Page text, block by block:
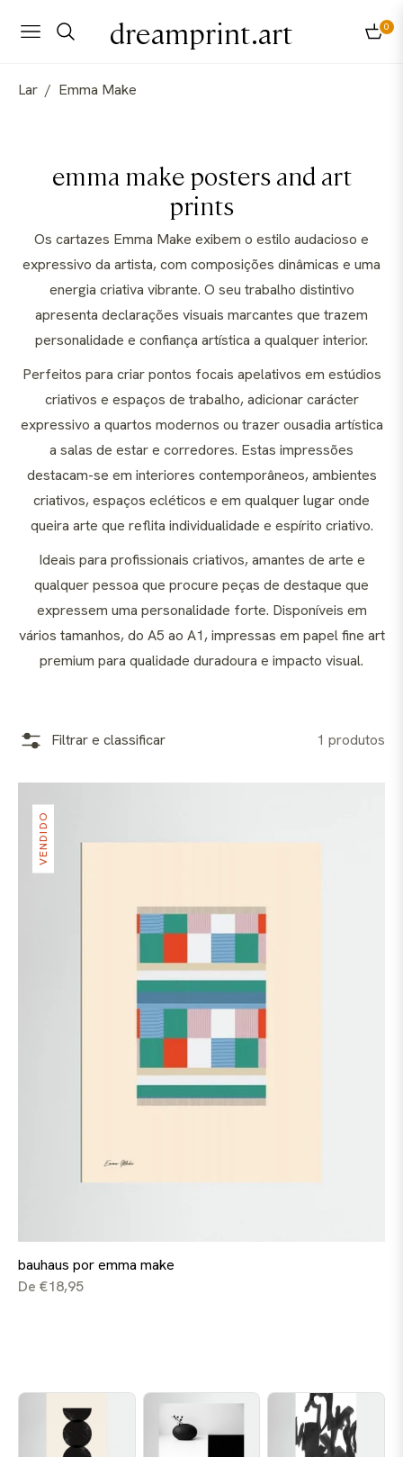
Navigation dreamprint.art 0
Lar / Emma Make
Coleção:
emma make posters and art
prints
Os cartazes Emma Make exibem o estilo audacioso e
expressivo da artista, com composições dinâmicas e uma
energia criativa vibrante. O seu trabalho distintivo
apresenta declarações visuais marcantes que trazem
personalidade e confiança artística a qualquer interior.
Perfeitos para criar pontos focais apelativos em estúdios
criativos e espaços de trabalho, adicionar carácter
expressivo a quartos modernos ou trazer ousadia artística
a salas de estar e corredores. Estas impressões
destacam-se em interiores contemporâneos, ambientes
criativos, espaços ecléticos e em qualquer lugar onde
queira arte que reflita individualidade e espírito criativo.
Ideais para profissionais criativos, amantes de arte e
qualquer pessoa que procure peças de destaque que
expressem uma personalidade forte. Disponíveis em
vários tamanhos, do A5 ao A1, impressas em papel fine art
premium para qualidade duradoura e impacto visual.
Filtrar e classificar 1 produtos
VENDIDO
bauhaus por emma make
De €18,95